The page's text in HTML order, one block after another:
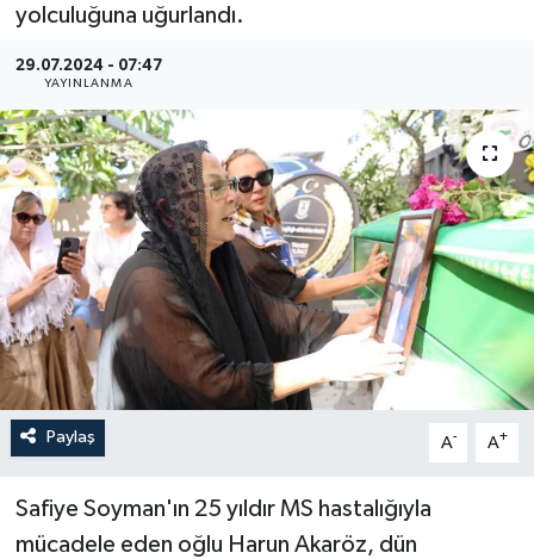
yolculuğuna uğurlandı.
29.07.2024 - 07:47
YAYINLANMA
Paylaş A- A+
Safiye Soyman'ın 25 yıldır MS hastalığıyla
mücadele eden oğlu Harun Akaröz, dün
SPOR
YAŞAM